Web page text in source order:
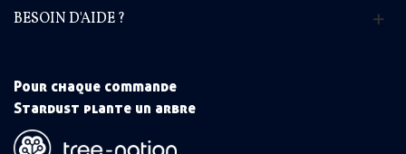
BESOIN D'AIDE ?
Pour chaque commande
Stardust plante un arbre